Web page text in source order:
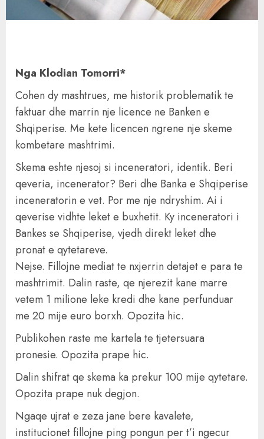
Nga Klodian Tomorri*
Cohen dy mashtrues, me historik problematik te
faktuar dhe marrin nje licence ne Banken e
Shqiperise. Me kete licencen ngrene nje skeme
kombetare mashtrimi.
Skema eshte njesoj si inceneratori, identik. Beri
qeveria, incenerator? Beri dhe Banka e Shqiperise
inceneratorin e vet. Por me nje ndryshim. Ai i
qeverise vidhte leket e buxhetit. Ky inceneratori i
Bankes se Shqiperise, vjedh direkt leket dhe
pronat e qytetareve.
Nejse. Fillojne mediat te nxjerrin detajet e para te
mashtrimit. Dalin raste, qe njerezit kane marre
vetem 1 milione leke kredi dhe kane perfunduar
me 20 mije euro borxh. Opozita hic.
Publikohen raste me kartela te tjetersuara
pronesie. Opozita prape hic.
Dalin shifrat qe skema ka prekur 100 mije qytetare.
Opozita prape nuk degjon.
Ngaqe ujrat e zeza jane bere kavalete,
institucionet fillojne ping pongun per t’i ngecur